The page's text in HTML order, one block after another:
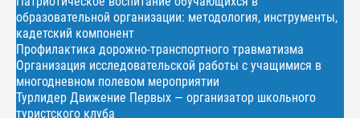
образовательной организации: методология, инструменты,
кадетский компонент
Профилактика дорожно-транспортного травматизма
Организация исследовательской работы с учащимися в
многодневном полевом мероприятии
Турлидер Движение Первых — организатор школьного
туристского клуба